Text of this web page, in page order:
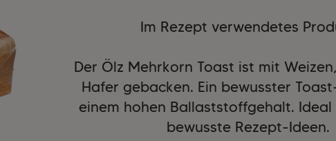
Im Rezept verwendetes
Der Ölz Mehrkorn Toast ist mit
Hafer gebacken. Ein bewusster
einem hohen Ballaststoffgehalt. Ideal
bewusste Rezept-Ideen.